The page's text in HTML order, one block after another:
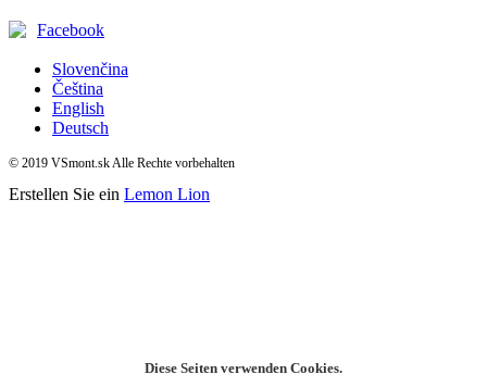
Facebook
Slovenčina
Čeština
English
Deutsch
© 2019 VSmont.sk Alle Rechte vorbehalten
Erstellen Sie ein Lemon Lion
Diese Seiten verwenden Cookies.